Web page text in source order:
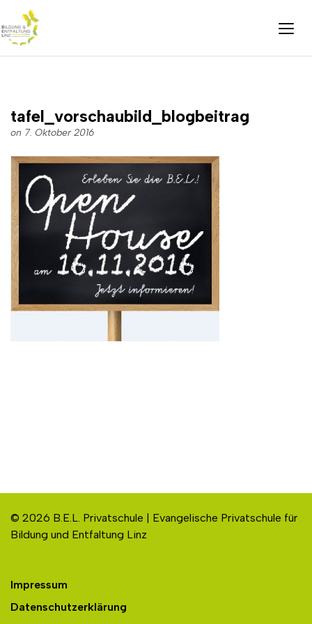
tafel_vorschaubild_blogbeitrag
on 7. Oktober 2016
© 2026 B.E.L. Privatschule | Evangelische Privatschule für
Bildung und Entfaltung Linz
Impressum
Datenschutzerklärung